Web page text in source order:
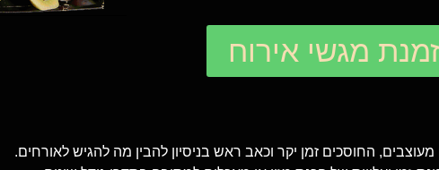
מגשי אירוח
מעוצבים, החוסכים זמן יקר וכאב ראש בניסיון להבין מה להגיש לאורחים.